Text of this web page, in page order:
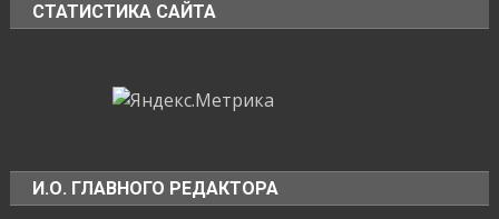
СТАТИСТИКА САЙТА
И.О. ГЛАВНОГО РЕДАКТОРА